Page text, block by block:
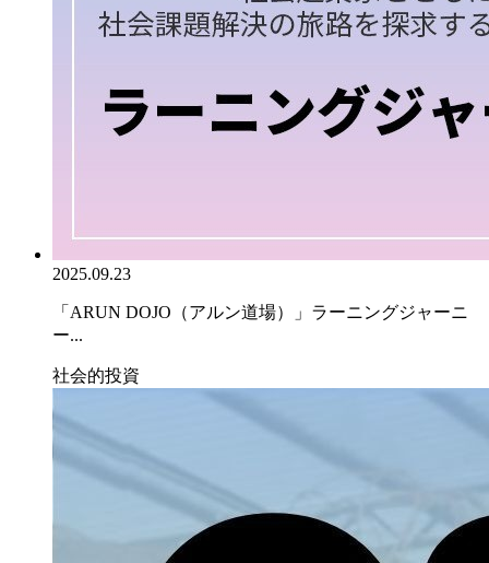
2025.09.23
「ARUN DOJO（アルン道場）」ラーニングジャーニ
ー...
社会的投資